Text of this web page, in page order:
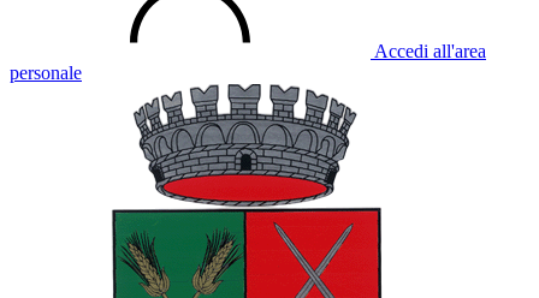
Accedi all'area
personale